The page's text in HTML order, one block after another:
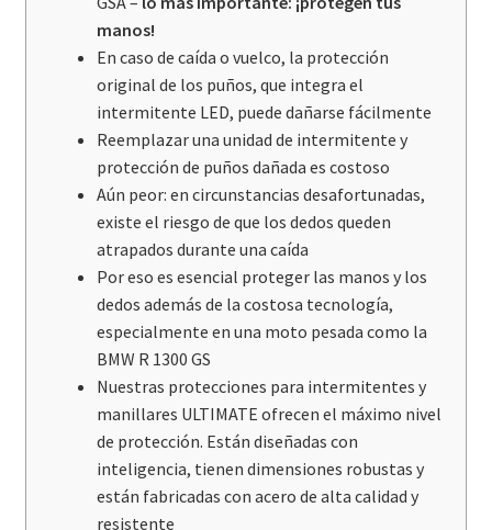
manos!
En caso de caída o vuelco, la protección
original de los puños, que integra el
intermitente LED, puede dañarse fácilmente
Reemplazar una unidad de intermitente y
protección de puños dañada es costoso
Aún peor: en circunstancias desafortunadas,
existe el riesgo de que los dedos queden
atrapados durante una caída
Por eso es esencial proteger las manos y los
dedos además de la costosa tecnología,
especialmente en una moto pesada como la
BMW R 1300 GS
Nuestras protecciones para intermitentes y
manillares ULTIMATE ofrecen el máximo nivel
de protección. Están diseñadas con
inteligencia, tienen dimensiones robustas y
están fabricadas con acero de alta calidad y
resistente